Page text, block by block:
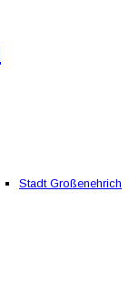
Stadt Großenehrich